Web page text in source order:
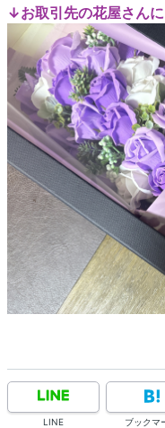
↓お取引先の花屋さん
LINE ブックマ